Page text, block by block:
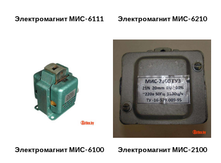
Электромагнит МИС-6111 Электромагнит МИС-6210
Электромагнит МИС-6100 Электромагнит МИС-2100